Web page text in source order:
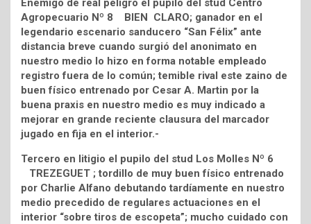
Enemigo de real peligro el pupilo del stud Centro
Agropecuario Nº 8 BIEN CLARO; ganador en el
legendario escenario sanducero “San Félix” ante
distancia breve cuando surgió del anonimato en
nuestro medio lo hizo en forma notable empleado
registro fuera de lo común; temible rival este zaino de
buen físico entrenado por Cesar A. Martin por la
buena praxis en nuestro medio es muy indicado a
mejorar en grande reciente clausura del marcador
jugado en fija en el interior.-
Tercero en litigio el pupilo del stud Los Molles Nº 6
TREZEGUET ; tordillo de muy buen físico entrenado
por Charlie Alfano debutando tardíamente en nuestro
medio precedido de regulares actuaciones en el
interior “sobre tiros de escopeta”; mucho cuidado con